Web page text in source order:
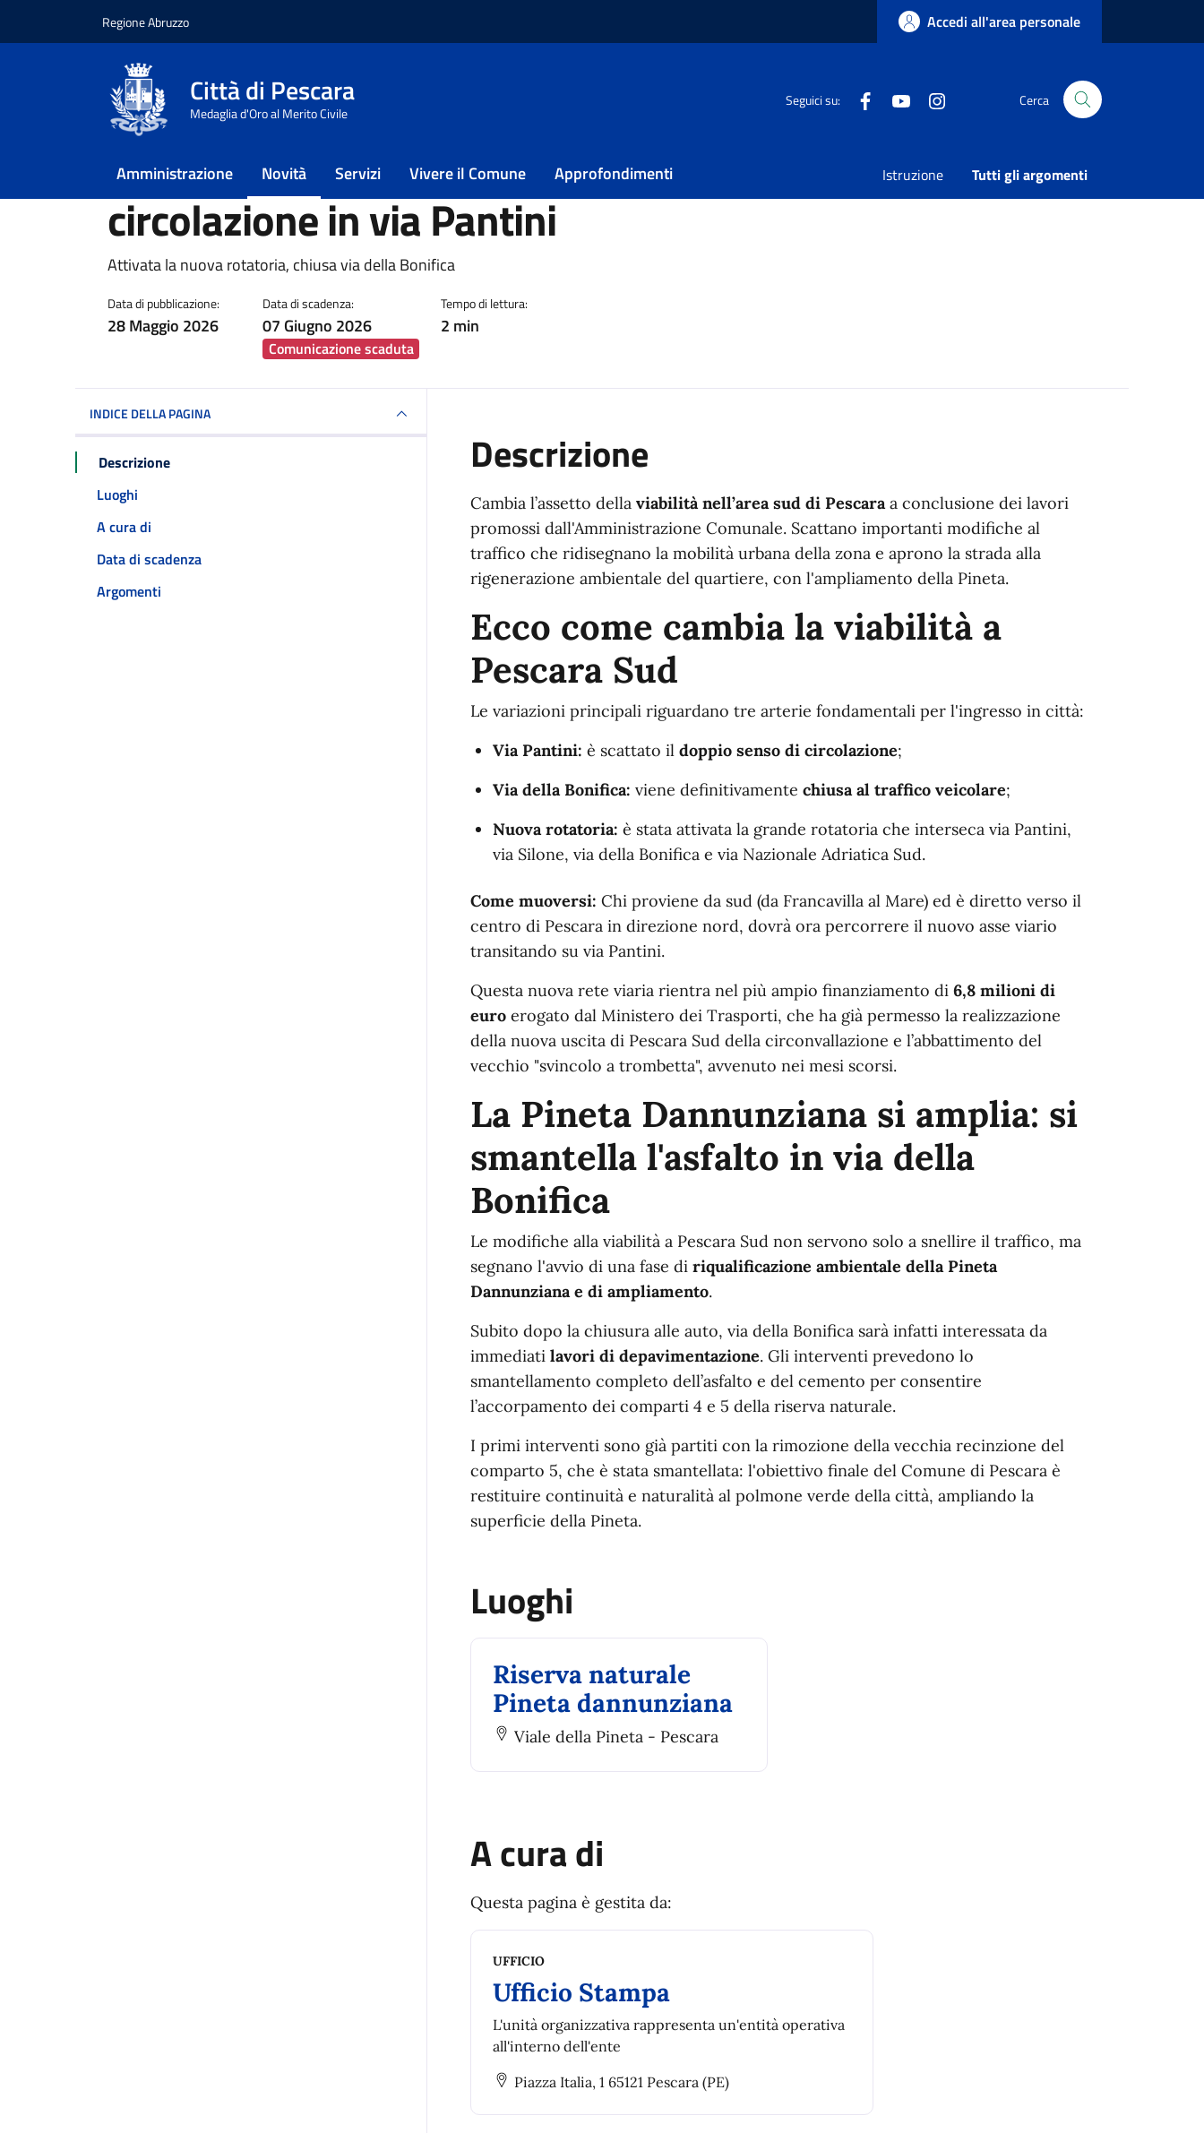
Regione Abruzzo Accedi all'area personale
Città di Pescara
Medaglia d'Oro al Merito Civile
Seguici su: FacebookYoutube Cerca
Amministrazione Novità Servizi Vivere il Comune Approfondimenti Istruzione Tutti gli argomenti
Home / Novità / Notizie / Viabilità Pescara Sud: cambia la circolazione in via Pantini
Viabilità Pescara Sud: cambia la
circolazione in via Pantini
Dettagli della notizia
Attivata la nuova rotatoria, chiusa via della Bonifica
Data di pubblicazione:
28 Maggio 2026
Data di scadenza:
07 Giugno 2026
Comunicazione scaduta
Tempo di lettura:
2 min
INDICE DELLA PAGINA
Descrizione
Luoghi
A cura di
Data di scadenza
Argomenti
Descrizione
Cambia l’assetto della viabilità nell’area sud di Pescaraa conclusione dei lavori
promossi dall'Amministrazione Comunale. Scattano importanti modifiche al
traffico che ridisegnano la mobilità urbana della zona e aprono la strada alla
rigenerazione ambientale del quartiere, con l'ampliamento della Pineta.
Ecco come cambia la viabilità a
Pescara Sud
Le variazioni principali riguardano tre arterie fondamentali per l'ingresso in città:
Via Pantini: è scattato il doppio senso di circolazione;
Via della Bonifica: viene definitivamente chiusa al traffico veicolare;
Nuova rotatoria: è stata attivata la grande rotatoria che interseca via Pantini,
via Silone, via della Bonifica e via Nazionale Adriatica Sud.
Come muoversi: Chi proviene da sud (da Francavilla al Mare) ed è diretto verso il
centro di Pescara in direzione nord, dovrà ora percorrere il nuovo asse viario
transitando su via Pantini.
Questa nuova rete viaria rientra nel più ampio finanziamento di 6,8 milioni di
euro erogato dal Ministero dei Trasporti, che ha già permesso la realizzazione
della nuova uscita di Pescara Sud della circonvallazione e l’abbattimento del
vecchio "svincolo a trombetta", avvenuto nei mesi scorsi.
La Pineta Dannunziana si amplia: si
smantella l'asfalto in via della
Bonifica
Le modifiche alla viabilità a Pescara Sud non servono solo a snellire il traffico, ma
segnano l'avvio di una fase di riqualificazione ambientale della Pineta
Dannunziana e di ampliamento.
Subito dopo la chiusura alle auto, via della Bonifica sarà infatti interessata da
immediati lavori di depavimentazione. Gli interventi prevedono lo
smantellamento completo dell’asfalto e del cemento per consentire
l’accorpamento dei comparti 4 e 5 della riserva naturale.
I primi interventi sono già partiti con la rimozione della vecchia recinzione del
comparto 5, che è stata smantellata: l'obiettivo finale del Comune di Pescara è
restituire continuità e naturalità al polmone verde della città, ampliando la
superficie della Pineta.
Luoghi
Riserva naturale
Pineta dannunziana
Viale della Pineta - Pescara
A cura di
Questa pagina è gestita da:
UFFICIO
Ufficio Stampa
L'unità organizzativa rappresenta un'entità operativa
all'interno dell'ente
Piazza Italia, 1 65121 Pescara (PE)